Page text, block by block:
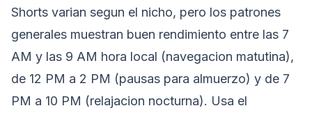
Shorts varian segun el nicho, pero los patrones
generales muestran buen rendimiento entre las 7
AM y las 9 AM hora local (navegacion matutina),
de 12 PM a 2 PM (pausas para almuerzo) y de 7
PM a 10 PM (relajacion nocturna). Usa el